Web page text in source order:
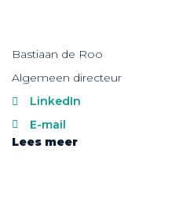
Bastiaan de Roo
Algemeen directeur
LinkedIn
E-mail
Lees meer